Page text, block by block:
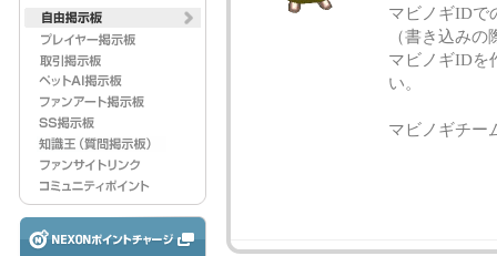
マビノギIDで
（書き込み
マビノギIDを
い。
マビノギチー